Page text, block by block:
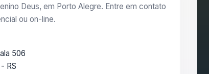
Deus, em Porto Alegre. Entre em contato
ou on-line.
506
RS